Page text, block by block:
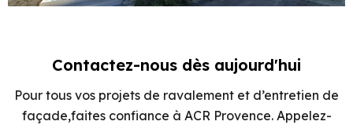
Contactez-nous dès aujourd'hui
Pour tous vos projets de ravalement et d’entretien de
façade,faites confiance à ACR Provence. Appelez-